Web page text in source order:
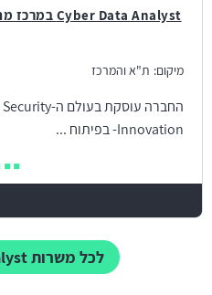
Cyber Data Analyst במרכז מחקר ופיתוח של חברה גלובלית
מיקום: ת"א והמרכז
Innovation- בפיתוח ...
לכל משרות Security Analyst